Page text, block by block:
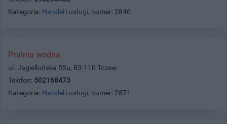
Kategoria: Handel i usługi, numer: 2846
Pralnia wodna
ul. Jagiellońska 55u, 83-110 Tczew
Telefon: 502168473
Kategoria: Handel i usługi, numer: 2871